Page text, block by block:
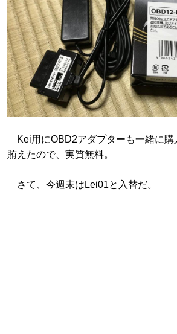
Kei用にOBD2アダプターも一緒に購
賄えたので、実質無料。
さて、今週末はLei01と入替だ。